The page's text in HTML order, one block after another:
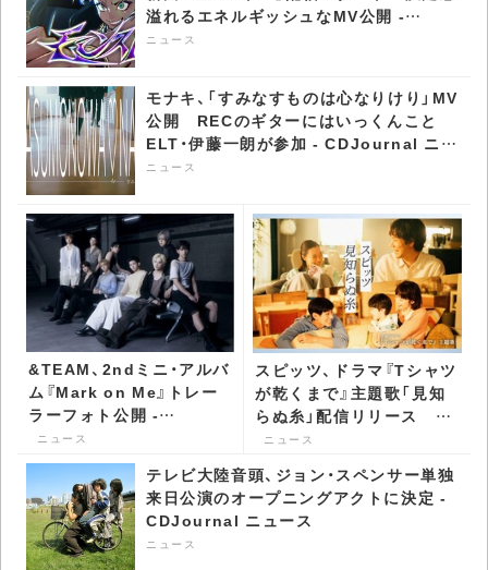
溢れるエネルギッシュなMV公開 -
CDJournal ニュース
ニュース
モナキ、「すみなすものは心なりけり」MV
公開 RECのギターにはいっくんこと
ELT・伊藤一朗が参加 - CDJournal ニュ
ース
ニュース
&TEAM、2ndミニ・アルバ
ム『Mark on Me』トレー
ラーフォト公開 -
CDJournal ニュース
ニュース
スピッツ、ドラマ『Tシャツ
が乾くまで』主題歌「見知
らぬ糸」配信リリース ド
ラマとのSPコラボ・ムービ
ース
ニュース
テレビ大陸音頭、ジョン・スペンサー単独
来日公演のオープニングアクトに決定 -
CDJournal ニュース
ニュース